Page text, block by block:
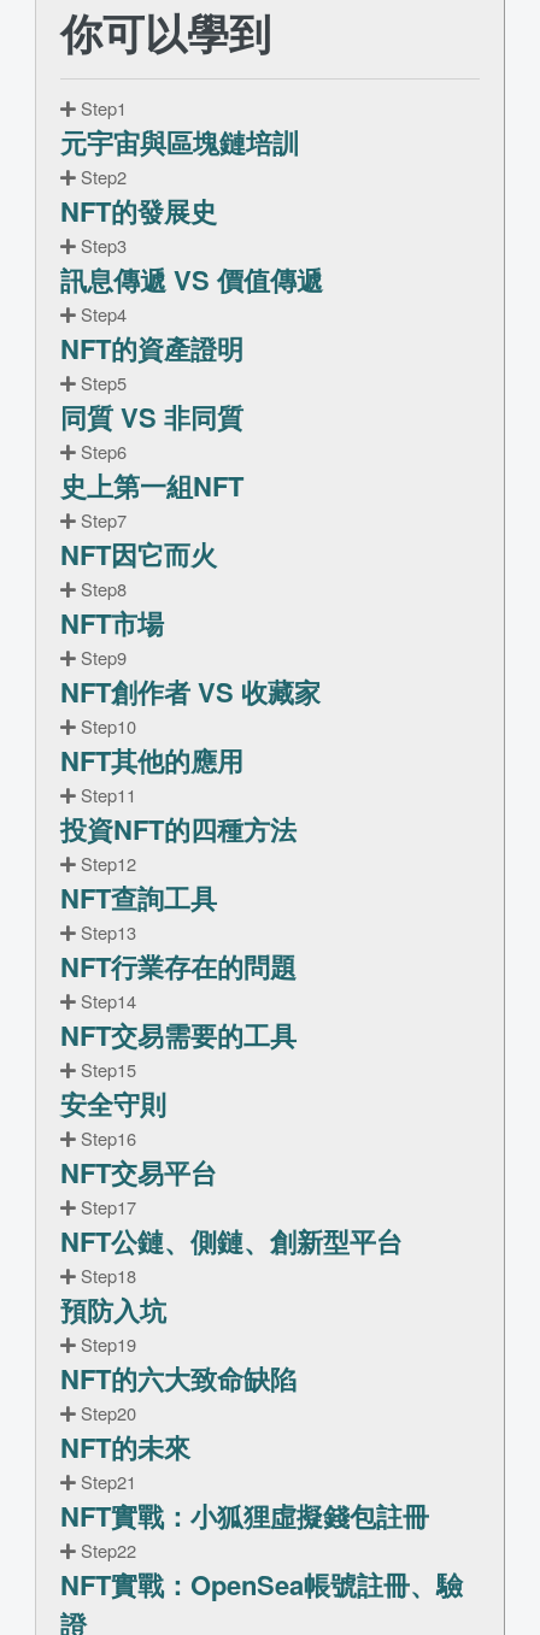
你可以學到
Step1
元宇宙與區塊鏈培訓
Step2
NFT的發展史
Step3
訊息傳遞 VS 價值傳遞
Step4
NFT的資產證明
Step5
同質 VS 非同質
Step6
史上第一組NFT
Step7
NFT因它而火
Step8
NFT市場
Step9
NFT創作者 VS 收藏家
Step10
NFT其他的應用
Step11
投資NFT的四種方法
Step12
NFT查詢工具
Step13
NFT行業存在的問題
Step14
NFT交易需要的工具
Step15
安全守則
Step16
NFT交易平台
Step17
NFT公鏈、側鏈、創新型平台
Step18
預防入坑
Step19
NFT的六大致命缺陷
Step20
NFT的未來
Step21
NFT實戰：小狐狸虛擬錢包註冊
Step22
NFT實戰：OpenSea帳號註冊、驗
證